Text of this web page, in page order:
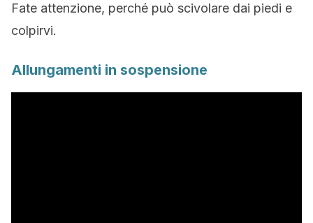
Fate attenzione, perché può scivolare dai piedi e
colpirvi.
Allungamenti in sospensione